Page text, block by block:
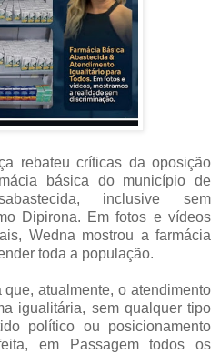
rebateu críticas da oposição
básica do município de
inclusive sem
Dipirona. Em fotos e vídeos
Wedna mostrou a farmácia
toda a população.
atualmente, o atendimento
igualitária, sem qualquer tipo
político ou posicionamento
em Passagem todos os